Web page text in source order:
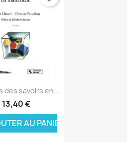
rapide
des savoirs en...
13,40 €
AU PANIER